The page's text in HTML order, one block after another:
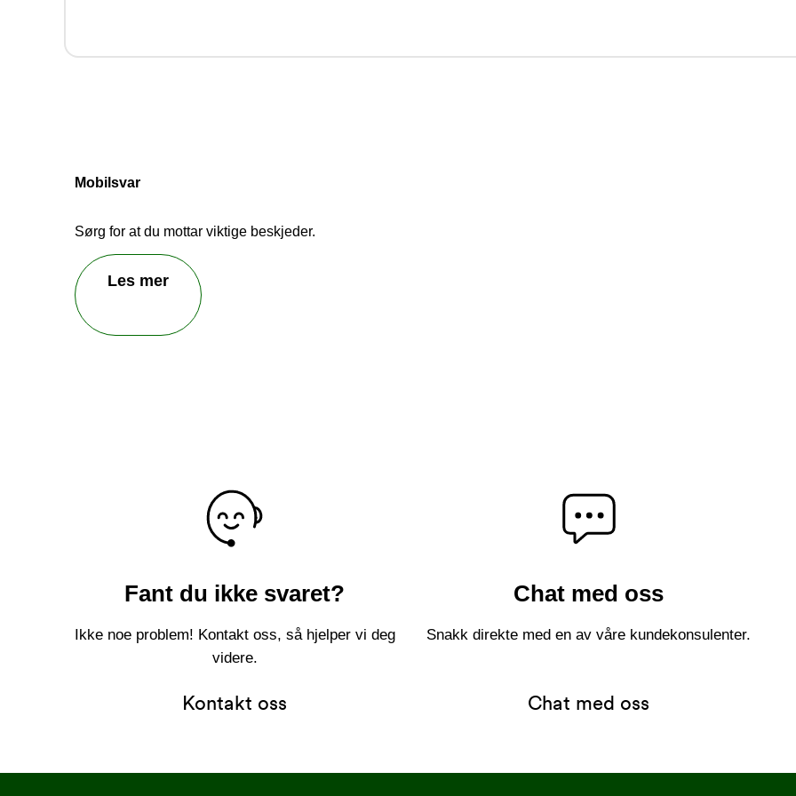
Hjelp oss å bli bedre! Fortell oss hva du er misfornøyd
Mobilsvar
Sørg for at du mottar viktige beskjeder.
Les mer
Fant du ikke svaret?
Ikke noe problem! Kontakt oss, så hjelper vi deg
videre.
Kontakt oss
Chat med oss
Snakk direkte med en av våre kundekonsulenter.
Chat med oss